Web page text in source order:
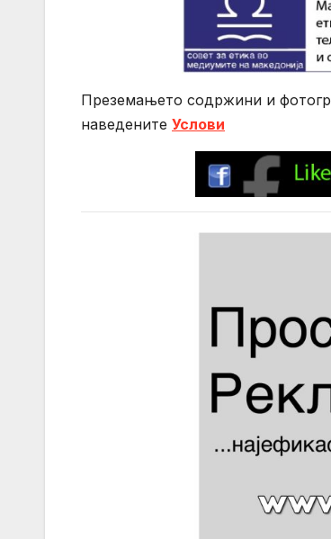
Преземањето содржини и
нaведените Услови